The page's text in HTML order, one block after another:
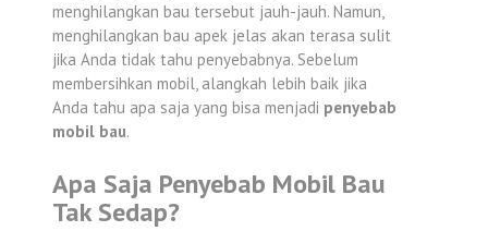
menghilangkan bau tersebut jauh-jauh. Namun,
menghilangkan bau apek jelas akan terasa sulit
jika Anda tidak tahu penyebabnya. Sebelum
membersihkan mobil, alangkah lebih baik jika
Anda tahu apa saja yang bisa menjadi penyebab
mobil bau.
Apa Saja Penyebab Mobil Bau
Tak Sedap?